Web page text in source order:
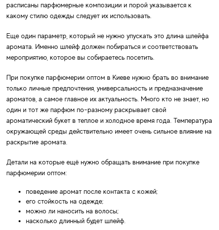
расписаны парфюмерные композиции и порой указывается к
какому стилю одежды следует их использовать.
Еще один параметр, который не нужно упускать это длина шлейфа
аромата. Именно шлейф должен побираться и соответствовать
мероприятию, которое вы собираетесь посетить.
При покупке парфюмерии оптом в Киеве нужно брать во внимание
только личные предпочтения, универсальность и предназначение
ароматов, а самое главное их актуальность. Много кто не знает, но
один и тот же парфюм по-разному раскрывает свой
ароматический букет в теплое и холодное время года. Температура
окружающей среды действительно имеет очень сильное влияние на
раскрытие аромата.
Детали на которые ещё нужно обращать внимание при покупке
парфюмерии оптом:
поведение аромат после контакта с кожей;
его стойкость на одежде;
можно ли наносить на волосы;
насколько длинный будет шлейф.